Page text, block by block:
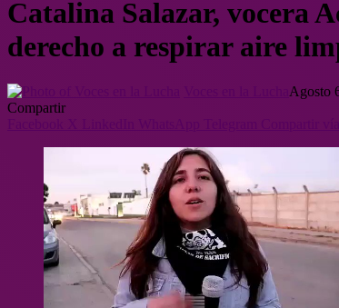
Catalina Salazar, vocera
derecho a respirar aire
Agosto
Compartir